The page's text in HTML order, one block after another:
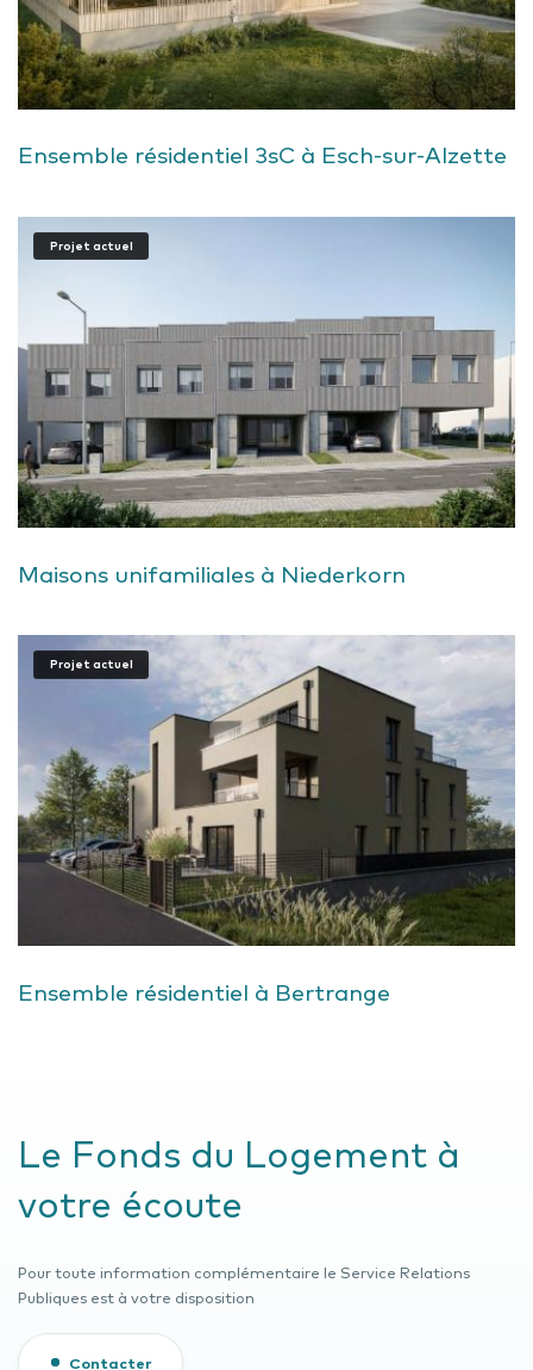
Ensemble résidentiel 3sC à Esch-sur-Alzette
Projet actuel
Maisons unifamiliales à Niederkorn
Projet actuel
Ensemble résidentiel à Bertrange
Le Fonds du Logement à
votre écoute
Pour toute information complémentaire le Service Relations
Publiques est à votre disposition
Contacter